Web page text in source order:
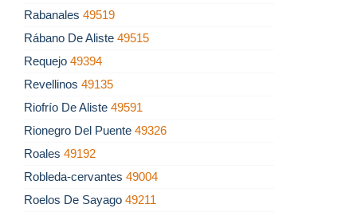
Rabanales 49519
Rábano De Aliste 49515
Requejo 49394
Revellinos 49135
Riofrío De Aliste 49591
Rionegro Del Puente 49326
Roales 49192
Robleda-cervantes 49004
Roelos De Sayago 49211